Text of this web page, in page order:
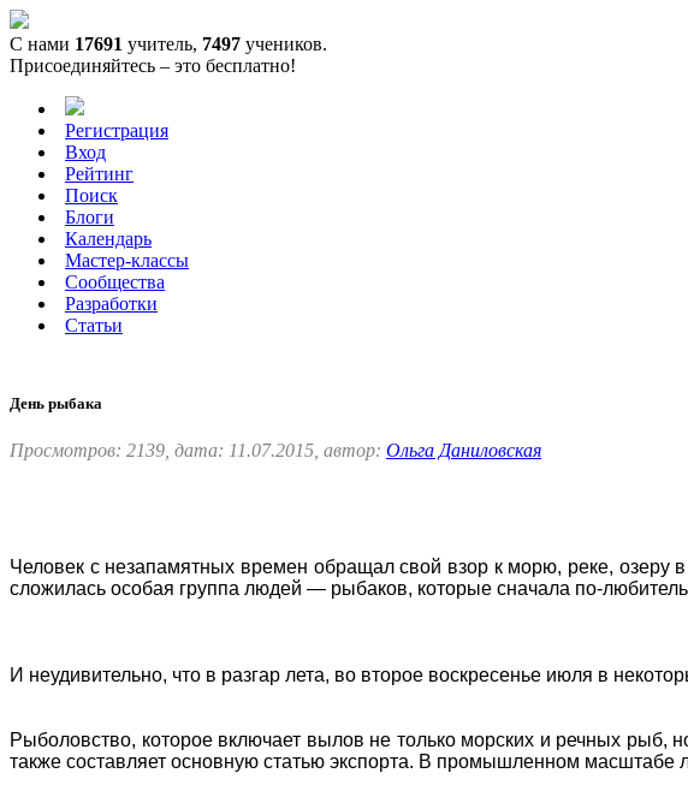
С нами 17691 учитель, 7497 учеников.
Присоединяйтесь – это бесплатно!
Регистрация
Вход
Рейтинг
Поиск
Блоги
Календарь
Мастер-классы
Сообщества
Разработки
Статьи
День рыбака
Просмотров: 2139, дата: 11.07.2015, автор: Ольга Даниловская
Человек с незапамятных времен обращал свой взор к морю, реке, озеру
сложилась особая группа людей — рыбаков, которые сначала по-
И неудивительно, что в разгар лета, во второе воскресенье июля в
Рыболовство, которое включает вылов не только морских и речных
также составляет основную статью экспорта. В промышленном масштабе